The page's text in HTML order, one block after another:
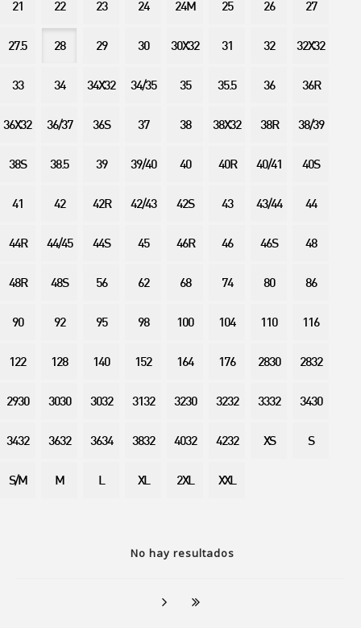
No hay resultados
21 22 23 24 24M 25 26 27
27.5 28 29 30 30X32 31 32 32X32
33 34 34X32 34/35 35 35.5 36 36R
36X32 36/37 36S 37 38 38X32 38R 38/39
38S 38.5 39 39/40 40 40R 40/41 40S
41 42 42R 42/43 42S 43 43/44 44
44R 44/45 44S 45 46R 46 46S 48
48R 48S 56 62 68 74 80 86
90 92 95 98 100 104 110 116
122 128 140 152 164 176 2830 2832
2930 3030 3032 3132 3230 3232 3332 3430
3432 3632 3634 3832 4032 4232 XS S
S/M M L XL 2XL XXL